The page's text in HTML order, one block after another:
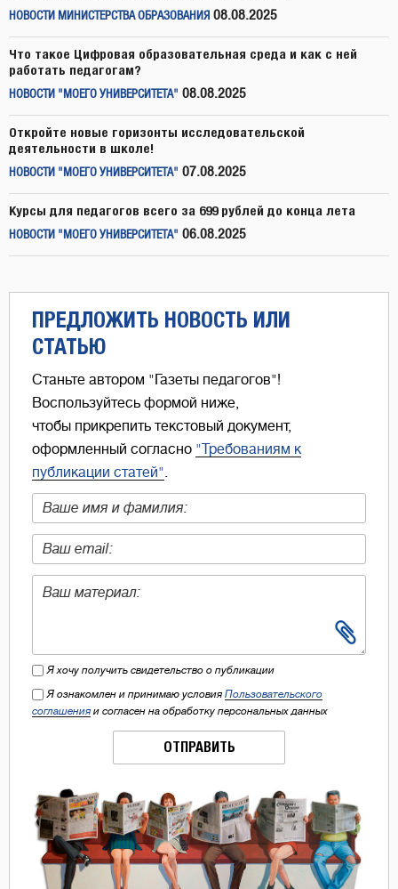
НОВОСТИ МИНИСТЕРСТВА ОБРАЗОВАНИЯ 08.08.2025
Что такое Цифровая образовательная среда и как с ней
работать педагогам?
НОВОСТИ "МОЕГО УНИВЕРСИТЕТА" 08.08.2025
Откройте новые горизонты исследовательской
деятельности в школе!
НОВОСТИ "МОЕГО УНИВЕРСИТЕТА" 07.08.2025
Курсы для педагогов всего за 699 рублей до конца лета
НОВОСТИ "МОЕГО УНИВЕРСИТЕТА" 06.08.2025
ПРЕДЛОЖИТЬ НОВОСТЬ ИЛИ
СТАТЬЮ
Станьте автором "Газеты педагогов"!
Воспользуйтесь формой ниже,
чтобы прикрепить текстовый документ,
оформленный согласно "Требованиям к
публикации статей".
Я хочу получить свидетельство о публикации
Я ознакомлен и принимаю условия Пользовательского
соглашения и согласен на обработку персональных данных
ОТПРАВИТЬ